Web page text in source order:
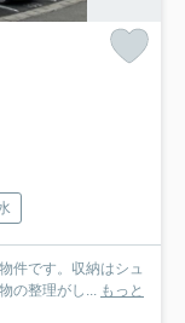
件です。収納はシュ
の整理がし... もっと